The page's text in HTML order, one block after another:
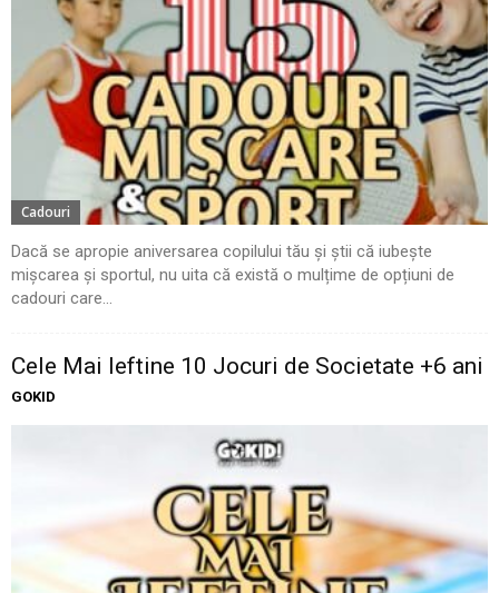
Cadouri
Dacă se apropie aniversarea copilului tău și știi că iubește
mișcarea și sportul, nu uita că există o mulțime de opțiuni de
cadouri care...
Cele Mai Ieftine 10 Jocuri de Societate +6 ani
GOKID